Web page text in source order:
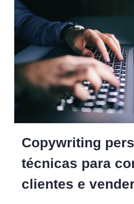
persuasivo
Copywriting
técnicas para
clientes e